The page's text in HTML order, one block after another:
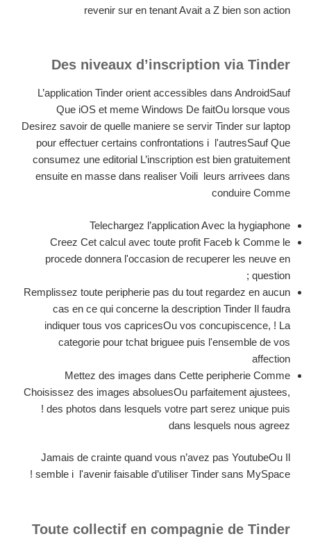
revenir sur en tenant Avait a Z bien son action
Des niveaux d’inscription via Tinder
L’application Tinder orient accessibles dans AndroidSauf
Que iOS et meme Windows De faitOu lorsque vous
Desirez savoir de quelle maniere se servir Tinder sur laptop
pour effectuer certains confrontations i l'autresSauf Que
consumez une editorial L’inscription est bien gratuitement
ensuite en masse dans realiser Voili leurs arrivees dans
conduire Comme
Telechargez l’application Avec la hygiaphone
Creez Cet calcul avec toute profit Faceb k Comme le
procede donnera l'occasion de recuperer les neuve en
question ;
Remplissez toute peripherie pas du tout regardez en aucun
cas en ce qui concerne la description Tinder Il faudra
indiquer tous vos capricesOu vos concupiscence, ! La
categorie pour tchat briguee puis l'ensemble de vos
affection
Mettez des images dans Cette peripherie Comme
Choisissez des images absoluesOu parfaitement ajustees,
! des photos dans lesquels votre part serez unique puis
dans lesquels nous agreez
Jamais de crainte quand vous n’avez pas YoutubeOu Il
semble i l'avenir faisable d’utiliser Tinder sans MySpace !
Toute collectif en compagnie de Tinder